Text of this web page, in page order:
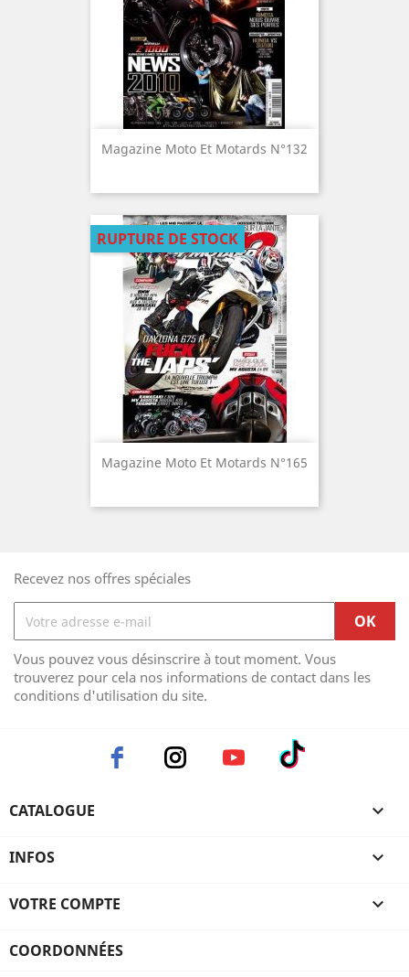
Magazine Moto Et Motards N°132
Magazine Moto Et Motards N°165
RUPTURE DE STOCK
Recevez nos offres spéciales
Vous pouvez vous désinscrire à tout moment. Vous
trouverez pour cela nos informations de contact dans les
conditions d'utilisation du site.
CATALOGUE 
INFOS 
VOTRE COMPTE 
COORDONNÉES